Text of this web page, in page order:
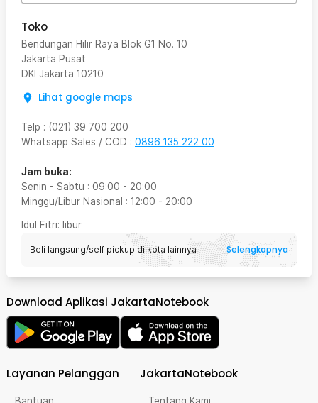
Toko
Bendungan Hilir Raya Blok G1 No. 10
Jakarta Pusat
DKI Jakarta 10210
Lihat google maps
Telp : (021) 39 700 200
Whatsapp Sales / COD : 0896 135 222 00
Jam buka:
Senin - Sabtu : 09:00 - 20:00
Minggu/Libur Nasional : 12:00 - 20:00
Idul Fitri: libur
Beli langsung/self pickup di kota lainnya Selengkapnya
Download Aplikasi JakartaNotebook
Layanan Pelanggan JakartaNotebook